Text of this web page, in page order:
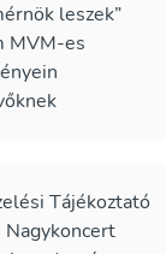
leszek”
MVM-es
Tájékoztató
Nagykoncert